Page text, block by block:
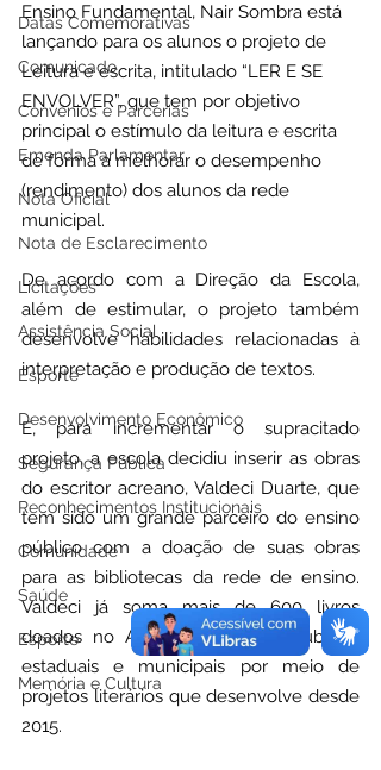
Datas Comemorativas
Comunicado
Convênios e Parcerias
Emenda Parlamentar
Nota Oficial
Nota de Esclarecimento
Licitações
Assistência Social
Esporte
Desenvolvimento Econômico
Segurança Pública
Reconhecimentos Institucionais
Comunidade
Saúde
Esporte
Memória e Cultura
Ensino Fundamental, Nair Sombra está
lançando para os alunos o projeto de
Leitura e escrita, intitulado “LER E SE
ENVOLVER”, que tem por objetivo
principal o estímulo da leitura e escrita
de forma a melhorar o desempenho
(rendimento) dos alunos da rede
municipal.
De acordo com a Direção da Escola,
além de estimular, o projeto também
desenvolve habilidades relacionadas à
interpretação e produção de textos.
E, para incrementar o supracitado
projeto, a escola decidiu inserir as obras
do escritor acreano, Valdeci Duarte, que
tem sido um grande parceiro do ensino
público com a doação de suas obras
para as bibliotecas da rede de ensino.
Valdeci já soma mais de 600 livros
doados no Acre para escolas públicas
estaduais e municipais por meio de
projetos literários que desenvolve desde
2015.